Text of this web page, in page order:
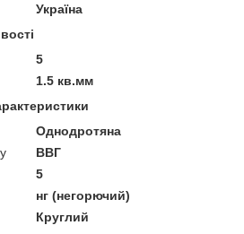
Україна
5
1.5 кв.мм
Однодротяна
ВВГ
5
нг (негорючий)
Круглий